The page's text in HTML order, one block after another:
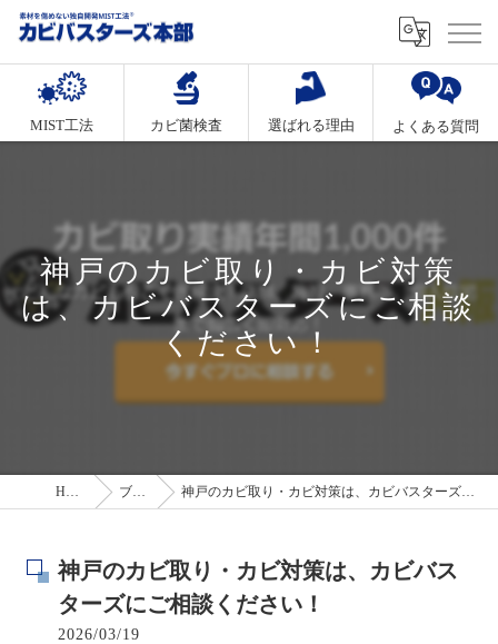
MIST工法 カビ菌検査 選ばれる理由 よくある質問
神戸のカビ取り・カビ対策
は、カビバスターズにご相談
ください！
HOME ブログ 神戸のカビ取り・カビ対策は、カビバスターズにご相談ください！
神戸のカビ取り・カビ対策は、カビバス
ターズにご相談ください！
2026/03/19